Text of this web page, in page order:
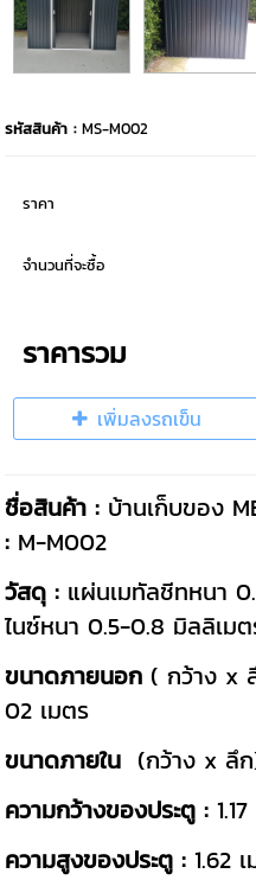
รหัสสินค้า :MS-M002
ราคา
จำนวนที่จะซื้อ
ราคารวม
เพิ่มลงรถเข็น
ชื่อสินค้า : บ้านเก็บของ
: M-M002
วัสดุ : แผ่นเมทัลชีทหนา
ไนซ์หนา 0.5-0.8 มิลลิเม
ขนาดภายนอก( กว้าง x
02 เมตร
ขนาดภายใน (กว้าง x ลึก
ความกว้างของประตู :
ความสูงของประตู :1.62